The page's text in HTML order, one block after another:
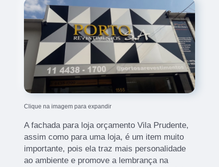
Clique na imagem para expandir
A fachada para loja orçamento Vila Prudente,
assim como para uma loja, é um item muito
importante, pois ela traz mais personalidade
ao ambiente e promove a lembrança na